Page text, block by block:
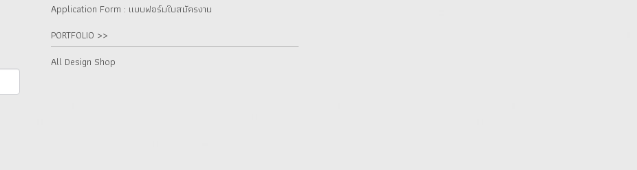
Application Form : แบบฟอร์มใบสมัครงาน
PORTFOLIO >>
All Design Shop